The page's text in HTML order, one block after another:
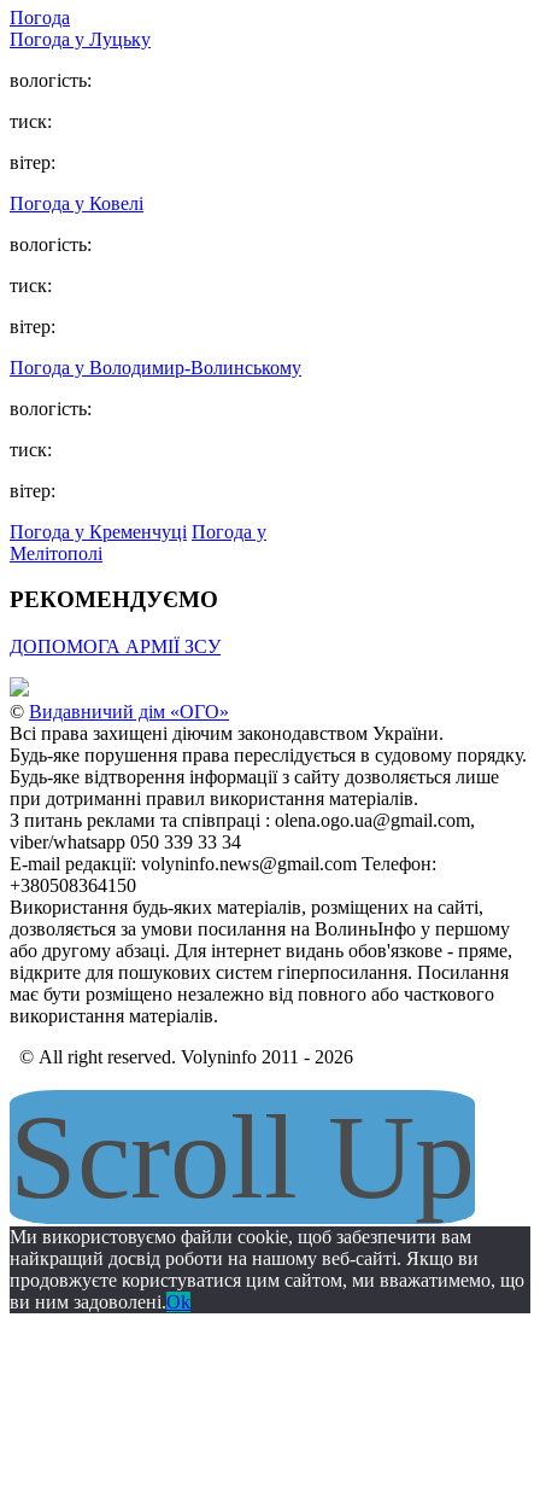
Погода
Погода у Луцьку
вологість:
тиск:
вітер:
Погода у Ковелі
вологість:
тиск:
вітер:
Погода у Володимир-Волинському
вологість:
тиск:
вітер:
Погода у Кременчуці Погода у
Мелітополі
РЕКОМЕНДУЄМО
ДОПОМОГА АРМІЇ ЗСУ
© Видавничий дім «ОГО»
Всі права захищені діючим законодавством України.
Будь-яке порушення права переслідується в судовому порядку.
Будь-яке відтворення інформації з сайту дозволяється лише
при дотриманні правил використання матеріалів.
З питань реклами та співпраці : olena.ogo.ua@gmail.com,
viber/whatsapp 050 339 33 34
E-mail редакції: volyninfo.news@gmail.com Телефон:
+380508364150
Використання будь-яких матеріалів, розміщених на сайті,
дозволяється за умови посилання на ВолиньІнфо у першому
або другому абзаці. Для інтернет видань обов'язкове - пряме,
відкрите для пошукових систем гіперпосилання. Посилання
має бути розміщено незалежно від повного або часткового
використання матеріалів.
© All right reserved. Volyninfo 2011 - 2026
Scroll Up
Ми використовуємо файли cookie, щоб забезпечити вам
найкращий досвід роботи на нашому веб-сайті. Якщо ви
продовжуєте користуватися цим сайтом, ми вважатимемо, що
ви ним задоволені.Ok